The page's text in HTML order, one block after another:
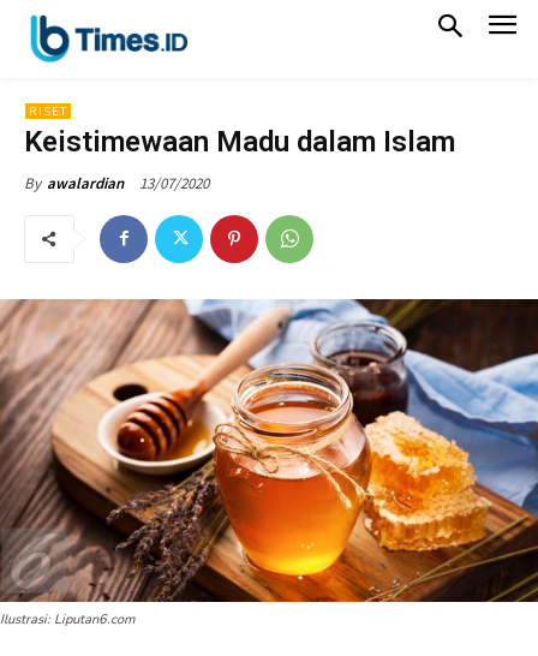
RISET
Keistimewaan Madu dalam Islam
By awalardian 13/07/2020
Ilustrasi: Liputan6.com